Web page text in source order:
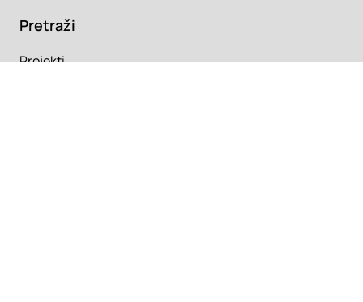
Pretraži
Projekti